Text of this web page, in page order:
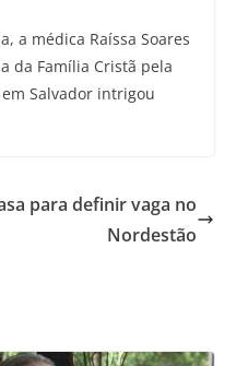
a médica Raíssa Soares
da Família Cristã pela
Salvador intrigou
para definir vaga no
Nordestão